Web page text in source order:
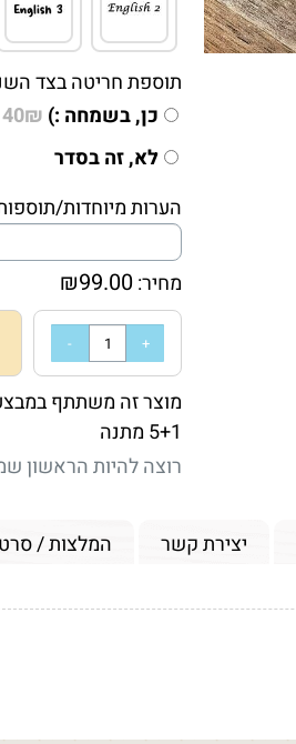
תוספת חריטה בצד
כן, בשמחה :) 40₪ +
לא, זה בסדר
הערות מיוחדות/
מחיר: ₪99.00
מוצר זה משתתף
5+1 מתנה
רוצה להיות הראשון
יצירת קשר המלצות /